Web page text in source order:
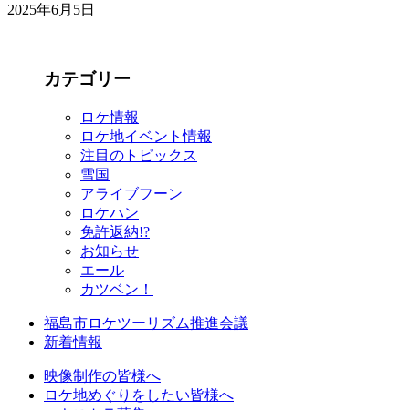
2025年6月5日
カテゴリー
ロケ情報
ロケ地イベント情報
注目のトピックス
雪国
アライブフーン
ロケハン
免許返納!?
お知らせ
エール
カツベン！
福島市ロケツーリズム推進会議
新着情報
映像制作の皆様へ
ロケ地めぐりをしたい皆様へ